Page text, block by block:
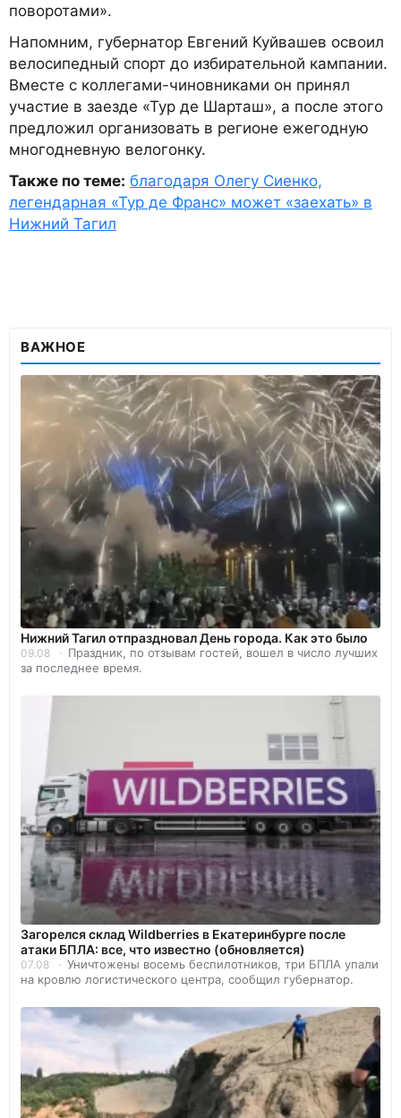
поворотами».
Напомним, губернатор Евгений Куйвашев освоил
велосипедный спорт до избирательной кампании.
Вместе с коллегами-чиновниками он принял
участие в заезде «Тур де Шарташ», а после этого
предложил организовать в регионе ежегодную
многодневную велогонку.
Также по теме: благодаря Олегу Сиенко,
легендарная «Тур де Франс» может «заехать» в
Нижний Тагил
ВАЖНОЕ
Нижний Тагил отпраздновал День города. Как это было
09.08
Праздник, по отзывам гостей, вошел в число лучших
за последнее время.
Загорелся склад Wildberries в Екатеринбурге после
атаки БПЛА: все, что известно (обновляется)
07.08
Уничтожены восемь беспилотников, три БПЛА упали
на кровлю логистического центра, сообщил губернатор.